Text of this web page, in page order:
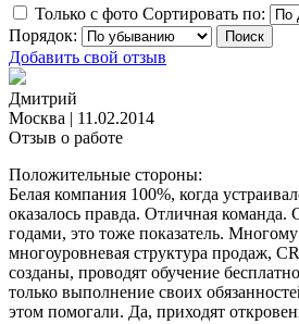
Только с фото Сортировать по:
Порядок:
Добавить свой отзыв
Дмитрий
Москва | 11.02.2014
Отзыв о работе
Положительные стороны:
Белая компания 100%, когда
оказалось правда. Отличная команда.
годами, это тоже показатель.
многоуровневая структура продаж,
созданы, проводят обучение
только выполнение своих
этом помогали. Да, приходят